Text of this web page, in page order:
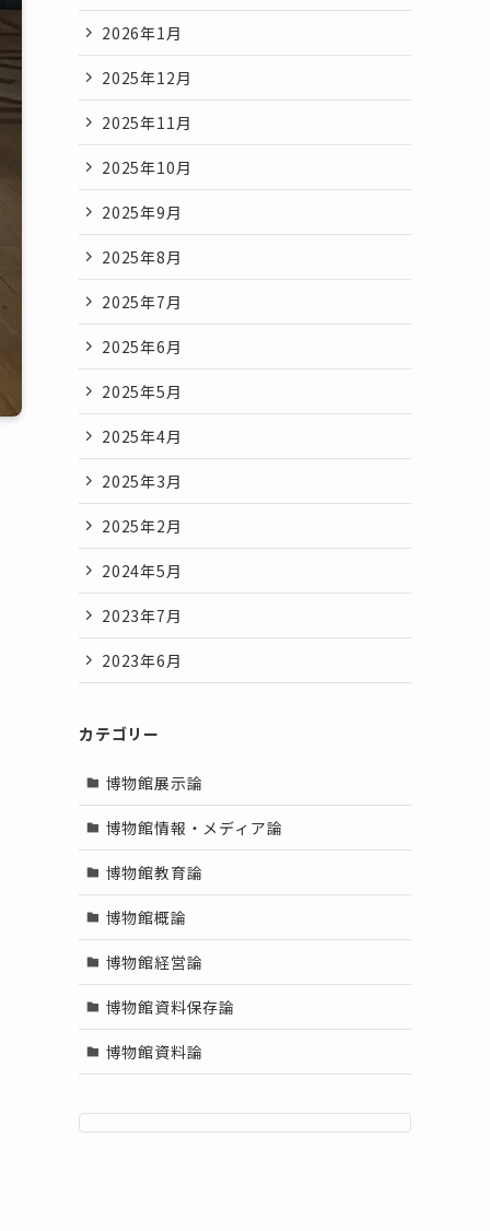
2026年1月
2025年12月
2025年11月
2025年10月
2025年9月
2025年8月
2025年7月
2025年6月
2025年5月
2025年4月
2025年3月
2025年2月
2024年5月
2023年7月
2023年6月
カテゴリー
博物館展示論
博物館情報・メディア論
博物館教育論
博物館概論
博物館経営論
博物館資料保存論
博物館資料論